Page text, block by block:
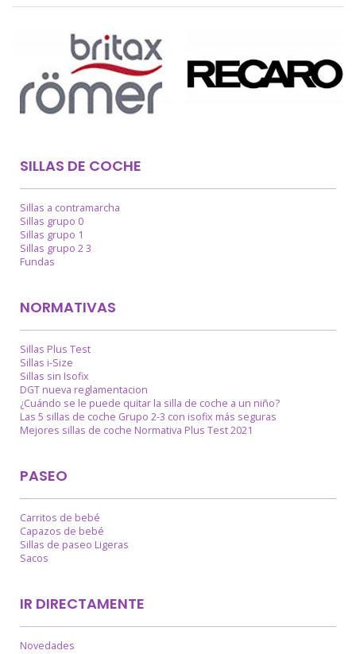
SILLAS DE COCHE
Sillas a contramarcha
Sillas grupo 0
Sillas grupo 1
Sillas grupo 2 3
Fundas
NORMATIVAS
Sillas Plus Test
Sillas i-Size
Sillas sin Isofix
DGT nueva reglamentacion
¿Cuándo se le puede quitar la silla de coche a un niño?
Las 5 sillas de coche Grupo 2-3 con isofix más seguras
Mejores sillas de coche Normativa Plus Test 2021
PASEO
Carritos de bebé
Capazos de bebé
Sillas de paseo Ligeras
Sacos
IR DIRECTAMENTE
Novedades